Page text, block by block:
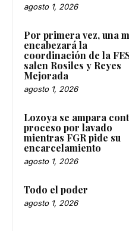
agosto 1, 2026
Por primera vez, una
encabezará la
coordinación de la
salen Rosiles y Reyes
Mejorada
agosto 1, 2026
Lozoya se ampara
proceso por lavado
mientras FGR pide su
encarcelamiento
agosto 1, 2026
Todo el poder
agosto 1, 2026